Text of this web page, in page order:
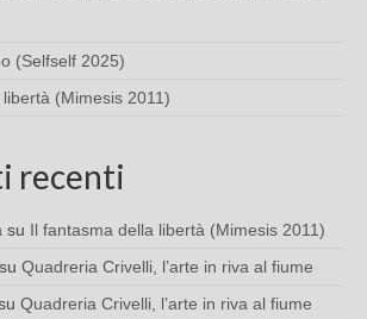
(Selfself 2025)
(Mimesis 2011)
recenti
su Il fantasma della libertà (Mimesis 2011)
su Quadreria Crivelli, l’arte in riva al fiume
Quadreria Crivelli, l’arte in riva al fiume